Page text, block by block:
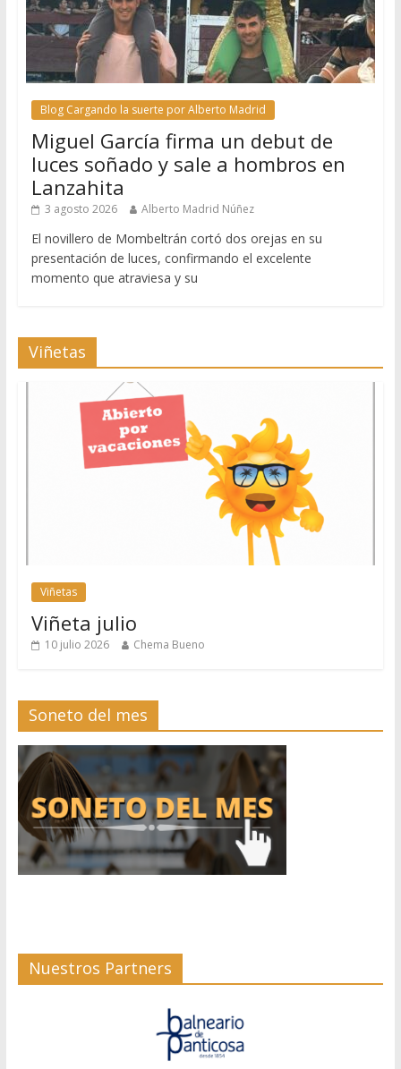
Blog Cargando la suerte por Alberto Madrid
Miguel García firma un debut de
luces soñado y sale a hombros en
Lanzahita
3 agosto 2026 Alberto Madrid Núñez
El novillero de Mombeltrán cortó dos orejas en su
presentación de luces, confirmando el excelente
momento que atraviesa y su
Viñetas
Viñetas
Viñeta julio
10 julio 2026 Chema Bueno
Soneto del mes
Nuestros Partners